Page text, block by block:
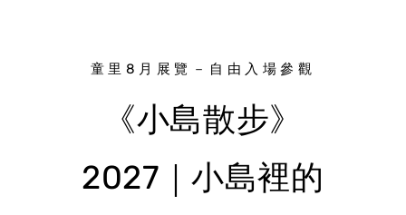
童里8月展覽－自由入場參觀
《小島散步》
2027｜小島裡的